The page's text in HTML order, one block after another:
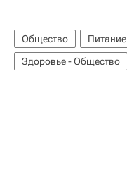
Общество Питание
Здоровье - Общество